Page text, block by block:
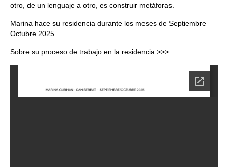
otro, de un lenguaje a otro, es construir metáforas.
Marina hace su residencia durante los meses de Septiembre –
Octubre 2025.
Sobre su proceso de trabajo en la residencia >>>